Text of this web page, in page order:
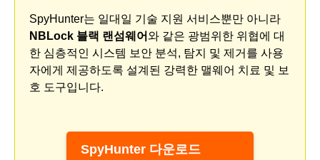
SpyHunter는 일대일 기술 지원 서비스뿐만 아니라
NBLock 블랙 랜섬웨어와 같은 광범위한 위협에 대
한 심층적인 시스템 보안 분석, 탐지 및 제거를 사용
자에게 제공하도록 설계된 강력한 맬웨어 치료 및 보
호 도구입니다.
SpyHunter 다운로드